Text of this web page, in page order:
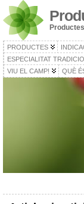
PRODUCTES
ESPECIALITAT
VIU EL CAMP!
QUÈ